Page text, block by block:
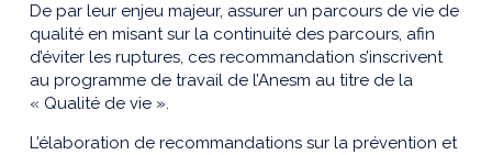
De par leur enjeu majeur, assurer un parcours de vie de
qualité en misant sur la continuité des parcours, afin
d’éviter les ruptures, ces recommandation s’inscrivent
au programme de travail de l’Anesm au titre de la
« Qualité de vie ».
L’élaboration de recommandations sur la prévention et